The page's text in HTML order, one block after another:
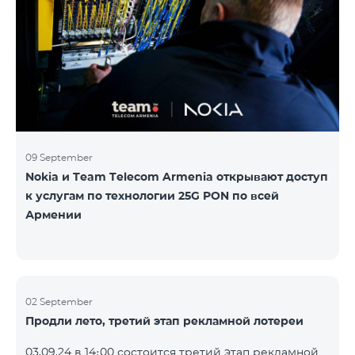
Следите за нами на официальных каналах Team в
Facebook и YouTube. Подробнее:
https://www.telecomarmenia.am/hy/B2S?s
09 September
Nokia и Team Telecom Armenia открывают доступ
к услугам по технологии 25G PON по всей
Армении
02 September
Продли лето, третий этап рекламной лотереи
03.09.24 в 14։00 состоится третий этап рекламной